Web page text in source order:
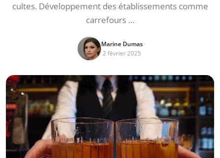
cultes. Développement des établissements comme
carrefours …
Marine Dumas
2 février 2025